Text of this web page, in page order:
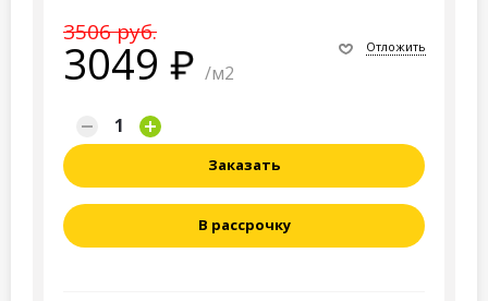
3506 руб.
3049 /м2
Отложить
Заказать
В рассрочку